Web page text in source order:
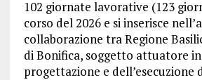
102 giornate lavorative (123
corso del 2026 e si inserisce
collaborazione tra Regione
di Bonifica, soggetto attuatore
progettazione e dell’esecuzione